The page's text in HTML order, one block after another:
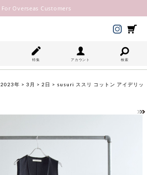
For Overseas Customers
特集 アカウント 検索
2023年 > 3月 > 2日 > susuri ススリ コットン アイデリッ